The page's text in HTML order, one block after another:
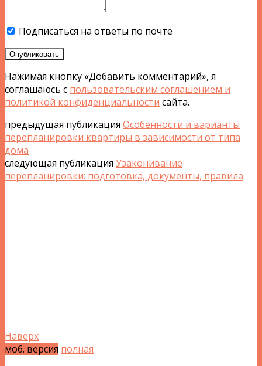
Подписаться на ответы по почте
Опубликовать
Нажимая кнопку «Добавить комментарий», я
соглашаюсь с пользовательским соглашением и
политикой конфиденциальности сайта.
предыдущая публикация Особенности и варианты
перепланировки квартиры в зависимости от типа
дома
следующая публикация Узаконивание
перепланировки: подготовка, документы, правила
Наверх
моб. версия полная